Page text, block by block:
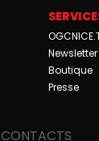
Newsletter
Boutique
Presse
CONTACTS